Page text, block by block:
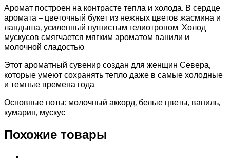
Аромат построен на контрасте тепла и холода. В сердце
аромата – цветочный букет из нежных цветов жасмина и
ландыша, усиленный пушистым гелиотропом. Холод
мускусов смягчается мягким ароматом ванили и
молочной сладостью.
Этот ароматный сувенир создан для женщин Севера,
которые умеют сохранять тепло даже в самые холодные
и темные времена года.
Основные ноты: молочный аккорд, белые цветы, ваниль,
кумарин, мускус.
Похожие товары